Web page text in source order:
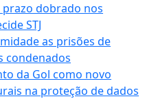
dobrado nos
STJ
as prisões de
condenados
da Gol como novo
na proteção de dados